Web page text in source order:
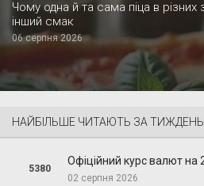
Чому одна й та сама піца в
інший смак
06 серпня 2026
НАЙБІЛЬШЕ ЧИТАЮТЬ ЗА ТИЖДЕНЬ
5380
Офіційний курс валют на
02 серпня 2026